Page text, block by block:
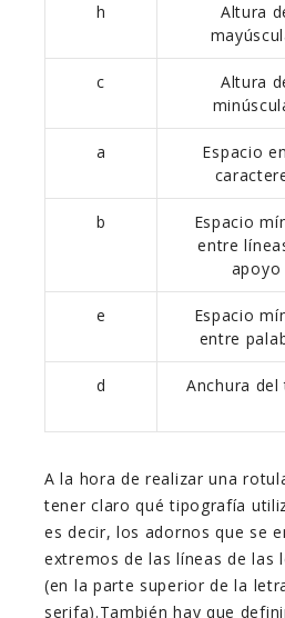
h
Altura
c
Altura
a
Espacio
b
Espacio
entre
apoyo
e
Espacio
entre
d Anchura del
A la hora de realizar una
tener claro qué tipografía
es decir, los adornos que se
extremos de las líneas de las
(en la parte superior de la
serifa).También hay que